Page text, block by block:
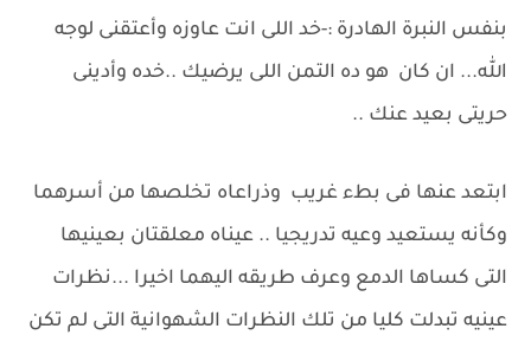
بنفس النبرة الهادرة :-خد اللى انت عاوزه وأعتقنى لوجه
الله... ان كان هو ده التمن اللى يرضيك ..خده وأدينى
حريتى بعيد عنك ..
ابتعد عنها فى بطء غريب وذراعاه تخلصها من أسرهما
وكأنه يستعيد وعيه تدريجيا .. عيناه معلقتان بعينيها
التى كساها الدمع وعرف طريقه اليهما اخيرا ...نظرات
عينيه تبدلت كليا من تلك النظرات الشهوانية التى لم تكن